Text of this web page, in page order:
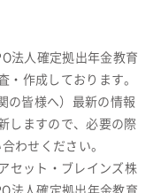
法人確定拠出年金教育
・作成しております。
の皆様へ）最新の情報
しますので、必要の際
わせください。
セット・ブレインズ株
法人確定拠出年金教育